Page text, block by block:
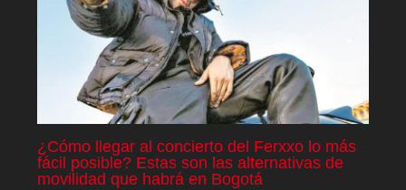
¿Cómo llegar al concierto del Ferxxo lo más
fácil posible? Estas son las alternativas de
movilidad que habrá en Bogotá